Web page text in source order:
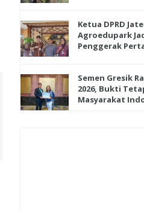
Ketua DPRD
Agroedupark
Penggerak
Semen Gresik
2026, Bukti
Masyarakat